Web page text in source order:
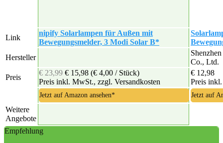
Link
nipify Solarlampen für Außen mit
Bewegungsmelder, 3 Modi Solar B*
Hersteller
Co., Ltd.
Preis
€ 23,99 € 15,98 (€ 4,00 / Stück)
Preis inkl. MwSt., zzgl. Versandkosten
€ 12,98
Preis
Jetzt auf Amazon ansehen* Jetzt auf
Weitere
Angebote
Empfehlung